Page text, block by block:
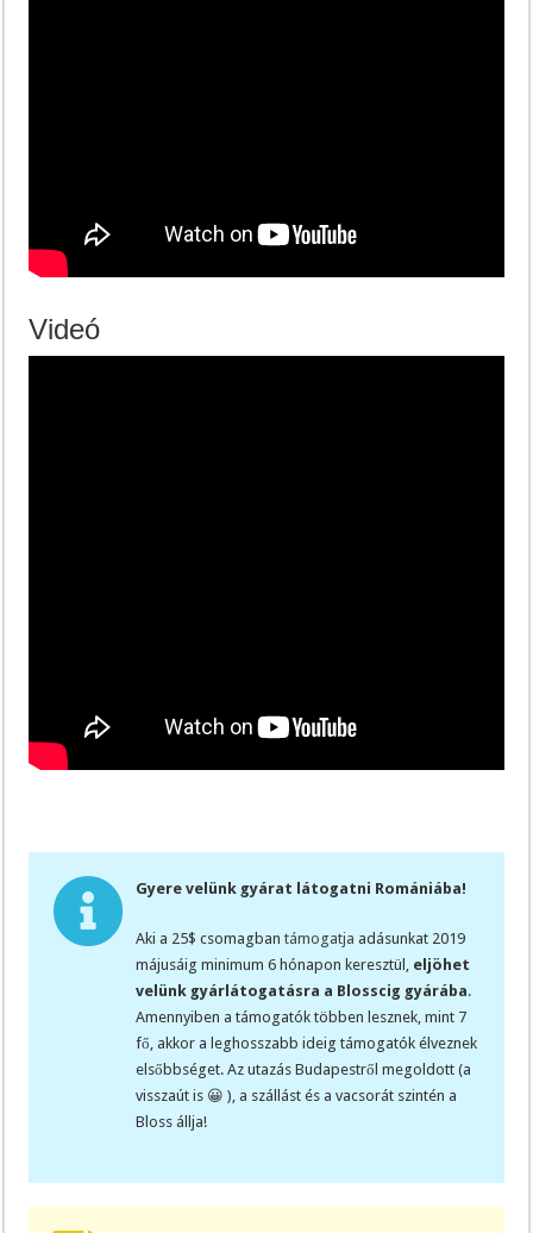
Videó
Gyere velünk gyárat látogatni Romániába!
Aki a 25$ csomagbantámogatja adásunkat 2019
májusáig minimum 6 hónapon keresztül, eljöhet
velünk gyárlátogatásra a Blosscig gyárába.
Amennyiben a támogatók többen lesznek, mint 7
fő, akkor a leghosszabb ideig támogatók élveznek
elsőbbséget. Az utazás Budapestről megoldott (a
visszaút is 😀 ), a szállást és a vacsorát szintén a
Bloss állja!